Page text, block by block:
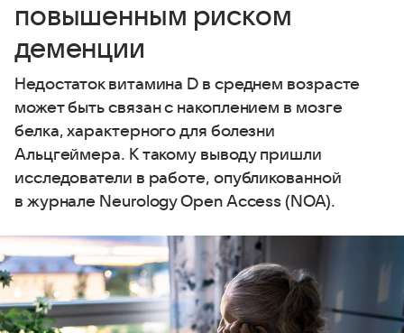
повышенным риском
деменции
Недостаток витамина D в среднем возрасте
может быть связан с накоплением в мозге
белка, характерного для болезни
Альцгеймера. К такому выводу пришли
исследователи в работе, опубликованной
в журнале Neurology Open Access (NOA).